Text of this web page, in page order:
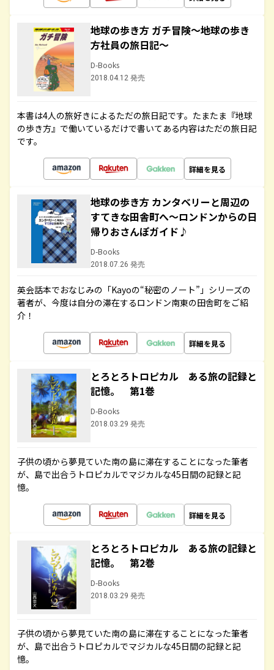
地球の歩き方 ガチ冒険～地球の歩き
方社員の旅日記～
D-Books
2018.04.12 発売
本書は4人の旅好きによるただの旅日記です。たまたま『地球
の歩き方』で働いているだけで書いてある内容はただの旅日記
です。
詳細を見る
地球の歩き方 カンタベリーと周辺の
すてきな田舎町へ～ロンドンからの日
帰りおさんぽガイド♪
D-Books
2018.07.26 発売
英会話本でおなじみの「Kayoの“秘密のノート”」シリーズの
著者が、今度は自分の滞在するロンドン南東の田舎町をご紹
介！
詳細を見る
とろとろトロピカル ある旅の記録と
記憶。 第1巻
D-Books
2018.03.29 発売
子供の頃から夢見ていた南の島に滞在することになった筆者
が、島で出合うトロピカルでマジカルな45日間の記録と記
憶。
詳細を見る
とろとろトロピカル ある旅の記録と
記憶。 第2巻
D-Books
2018.03.29 発売
子供の頃から夢見ていた南の島に滞在することになった筆者
が、島で出合うトロピカルでマジカルな45日間の記録と記
憶。